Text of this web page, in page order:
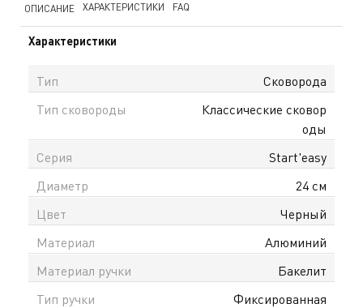
ОПИСАНИЕ ХАРАКТЕРИСТИКИ FAQ
Характеристики
Тип
Сковорода
Тип сковороды
Классические сковор
оды
Серия
Start'easy
Диаметр
24 см
Цвет
Черный
Материал
Алюминий
Материал ручки
Бакелит
Тип ручки
Фиксированная